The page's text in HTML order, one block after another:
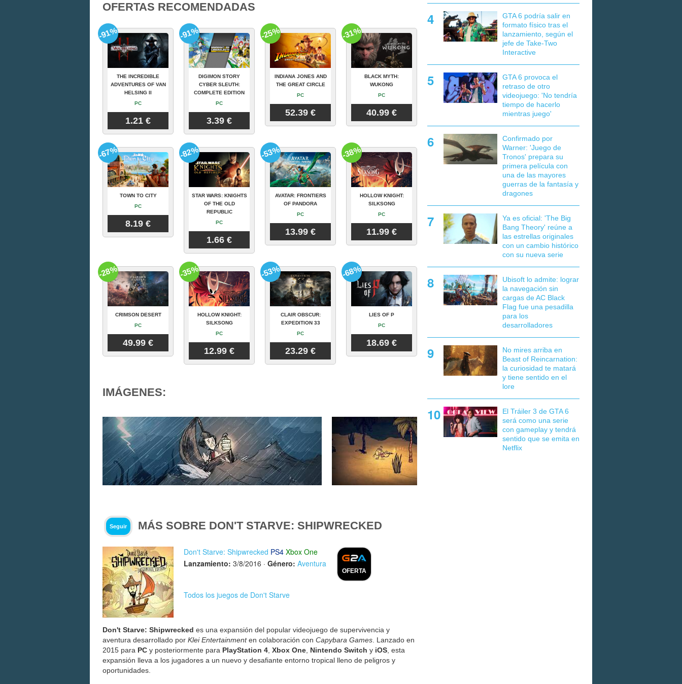
OFERTAS RECOMENDADAS
THE INCREDIBLE
ADVENTURES OF VAN
HELSING II
PC
1.21 €
-91%
DIGIMON STORY
CYBER SLEUTH:
COMPLETE EDITION
PC
3.39 €
-91%
INDIANA JONES AND
THE GREAT CIRCLE
PC
52.39 €
-25%
BLACK MYTH:
WUKONG
PC
40.99 €
-31%
TOWN TO CITY
PC
8.19 €
-67%
STAR WARS: KNIGHTS
OF THE OLD
REPUBLIC
PC
1.66 €
-82%
AVATAR: FRONTIERS
OF PANDORA
PC
13.99 €
-53%
HOLLOW KNIGHT:
SILKSONG
PC
11.99 €
-38%
CRIMSON DESERT
PC
49.99 €
-28%
HOLLOW KNIGHT:
SILKSONG
PC
12.99 €
-35%
CLAIR OBSCUR:
EXPEDITION 33
PC
23.29 €
-53%
LIES OF P
PC
18.69 €
-68%
IMÁGENES:
Seguir MÁS SOBRE DON'T STARVE: SHIPWRECKED
Don't Starve: Shipwrecked PS4 Xbox One
Lanzamiento: 3/8/2016 · Género: Aventura
OFERTA
Todos los juegos de Don't Starve
Don't Starve: Shipwrecked es una expansión del popular videojuego de supervivencia y
aventura desarrollado por Klei Entertainmenten colaboración con Capybara Games. Lanzado en
2015 para PC y posteriormente para PlayStation 4, Xbox One, Nintendo Switch y iOS, esta
expansión lleva a los jugadores a un nuevo y desafiante entorno tropical lleno de peligros y
oportunidades.
GTA 6 podría salir en
formato físico tras el
lanzamiento, según el
jefe de Take-Two
Interactive
GTA 6 provoca el
retraso de otro
videojuego: 'No tendría
tiempo de hacerlo
mientras juego'
Confirmado por
Warner: 'Juego de
Tronos' prepara su
primera película con
una de las mayores
guerras de la fantasía y
dragones
Ya es oficial: 'The Big
Bang Theory' reúne a
las estrellas originales
con un cambio histórico
con su nueva serie
Ubisoft lo admite: lograr
la navegación sin
cargas de AC Black
Flag fue una pesadilla
para los
desarrolladores
No mires arriba en
Beast of Reincarnation:
la curiosidad te matará
y tiene sentido en el
lore
El Tráiler 3 de GTA 6
será como una serie
con gameplay y tendrá
sentido que se emita en
Netflix